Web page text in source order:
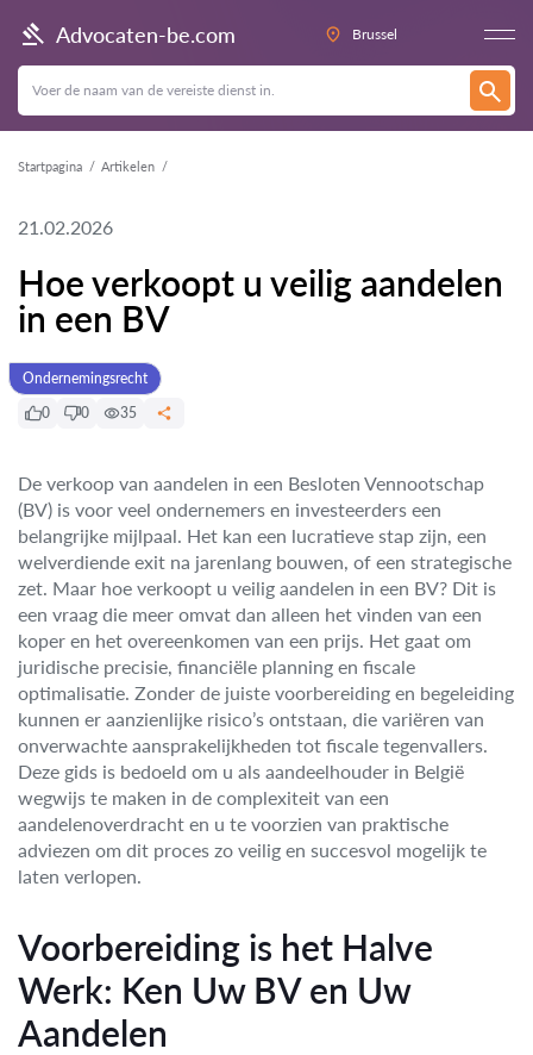
Advocaten-be.com Brussel
Startpagina Artikelen
21.02.2026
Hoe verkoopt u veilig aandelen
in een BV
Ondernemingsrecht
0
0 35
De verkoop van aandelen in een Besloten Vennootschap
(BV) is voor veel ondernemers en investeerders een
belangrijke mijlpaal. Het kan een lucratieve stap zijn, een
welverdiende exit na jarenlang bouwen, of een strategische
zet. Maar hoe verkoopt u veilig aandelen in een BV? Dit is
een vraag die meer omvat dan alleen het vinden van een
koper en het overeenkomen van een prijs. Het gaat om
juridische precisie, financiële planning en fiscale
optimalisatie. Zonder de juiste voorbereiding en begeleiding
kunnen er aanzienlijke risico’s ontstaan, die variëren van
onverwachte aansprakelijkheden tot fiscale tegenvallers.
Deze gids is bedoeld om u als aandeelhouder in België
wegwijs te maken in de complexiteit van een
aandelenoverdracht en u te voorzien van praktische
adviezen om dit proces zo veilig en succesvol mogelijk te
laten verlopen.
Voorbereiding is het Halve
Werk: Ken Uw BV en Uw
Aandelen